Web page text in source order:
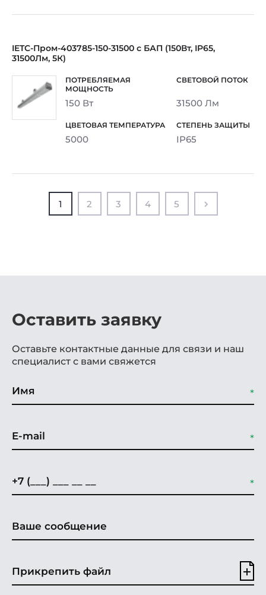
IETC-Пром-403785-150-31500 с БАП (150Вт, IP65,
31500Лм, 5К)
150 Вт 31500 Лм
5000 IP65
1 2 3 4 5
Оставить заявку
Оставьте контактные данные для связи и наш
специалист с вами свяжется
Прикрепить файл